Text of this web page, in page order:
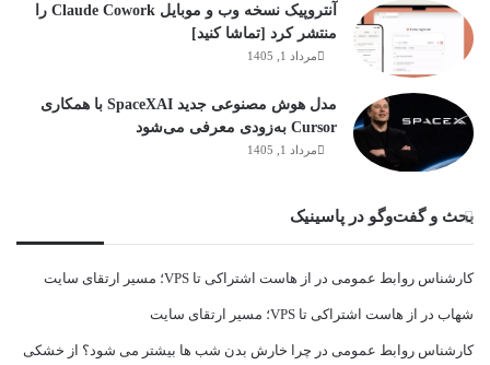
آنتروپیک نسخه وب و موبایل Claude Cowork را
منتشر کرد [تماشا کنید]
مرداد 1, 1405
مدل هوش مصنوعی جدید SpaceXAI با همکاری
Cursor به‌زودی معرفی می‌شود
مرداد 1, 1405
بحث و گفت‌وگو در پاسینیک
کارشناس روابط عمومی در از هاست اشتراکی تا VPS؛ مسیر ارتقای سایت
شهاب در از هاست اشتراکی تا VPS؛ مسیر ارتقای سایت
کارشناس روابط عمومی در چرا خارش بدن شب ها بیشتر می شود؟ از خشکی